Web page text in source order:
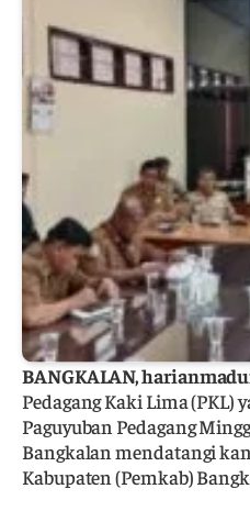
BANGKALAN,
Pedagang Kaki Lima (PKL)
Paguyuban Pedagang
Bangkalan mendatangi
Kabupaten (Pemkab)